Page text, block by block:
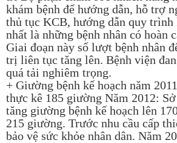
khám bệnh để hướng dẫn, hỗ trợ
thủ tục KCB, hướng dẫn quy trình
nhất là những bệnh nhân có hoàn
Giai đoạn này số lượt bệnh nhân
trị liên tục tăng lên. Bệnh viện
quá tải nghiêm trọng.
+ Giường bệnh kế hoạch năm
thực kê 185 giường Năm 2012:
tăng giường bệnh kế hoạch lên
215 giường. Trước nhu cầu cấp
bảo vệ sức khỏe nhân dân. Năm